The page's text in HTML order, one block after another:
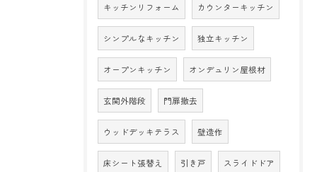
キッチンリフォーム カウンターキッチン
シンプルなキッチン 独立キッチン
オープンキッチン オンデュリン屋根材
玄関外階段 門扉撤去
ウッドデッキテラス 壁造作
床シート張替え 引き戸 スライドドア